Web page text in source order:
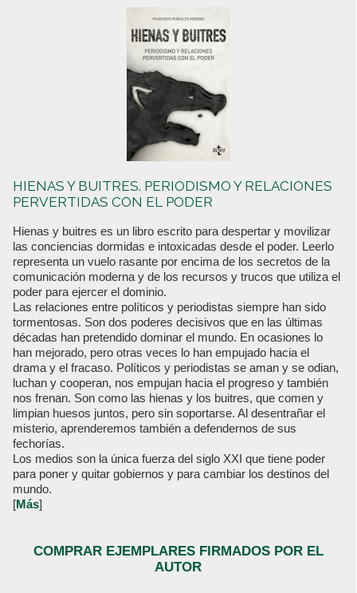
HIENAS Y BUITRES. PERIODISMO Y RELACIONES
PERVERTIDAS CON EL PODER
Hienas y buitres es un libro escrito para despertar y movilizar
las conciencias dormidas e intoxicadas desde el poder. Leerlo
representa un vuelo rasante por encima de los secretos de la
comunicación moderna y de los recursos y trucos que utiliza el
poder para ejercer el dominio.
Las relaciones entre políticos y periodistas siempre han sido
tormentosas. Son dos poderes decisivos que en las últimas
décadas han pretendido dominar el mundo. En ocasiones lo
han mejorado, pero otras veces lo han empujado hacia el
drama y el fracaso. Políticos y periodistas se aman y se odian,
luchan y cooperan, nos empujan hacia el progreso y también
nos frenan. Son como las hienas y los buitres, que comen y
limpian huesos juntos, pero sin soportarse. Al desentrañar el
misterio, aprenderemos también a defendernos de sus
fechorías.
Los medios son la única fuerza del siglo XXI que tiene poder
para poner y quitar gobiernos y para cambiar los destinos del
mundo.
[Más]
COMPRAR EJEMPLARES FIRMADOS POR EL
AUTOR